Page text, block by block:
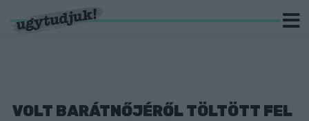
VOLT BARÁTNŐJÉRŐL TÖLTÖTT FEL